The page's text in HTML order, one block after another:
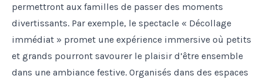
permettront aux familles de passer des moments
divertissants. Par exemple, le spectacle « Décollage
immédiat » promet une expérience immersive où petits
et grands pourront savourer le plaisir d’être ensemble
dans une ambiance festive. Organisés dans des espaces